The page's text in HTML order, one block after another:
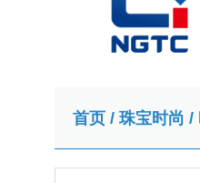
首页 / 珠宝时尚 /